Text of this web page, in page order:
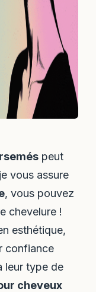
peut
vous assure
, vous pouvez
chevelure !
esthétique,
confiance
leur type de
cheveux